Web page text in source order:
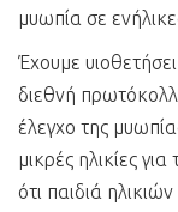
μυωπία σε
Έχουμε
διεθνή
έλεγχο της
μικρές ηλικίες
ότι παιδιά